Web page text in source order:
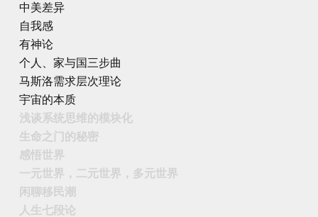
中美差异
自我感
有神论
个人、家与国三步曲
马斯洛需求层次理论
宇宙的本质
浅谈系统思维的模块化
生命之门的秘密
感悟世界
一元世界，二元世界，多元世界
闲聊移民潮
人生七段论